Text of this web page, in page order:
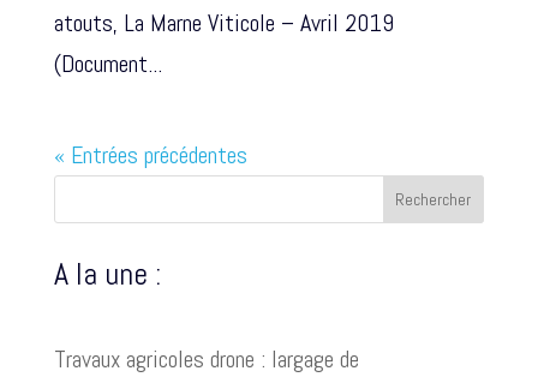
atouts, La Marne Viticole – Avril 2019
(Document...
« Entrées précédentes
Rechercher
A la une :
Travaux agricoles drone : largage de